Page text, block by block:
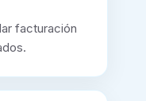
facturación